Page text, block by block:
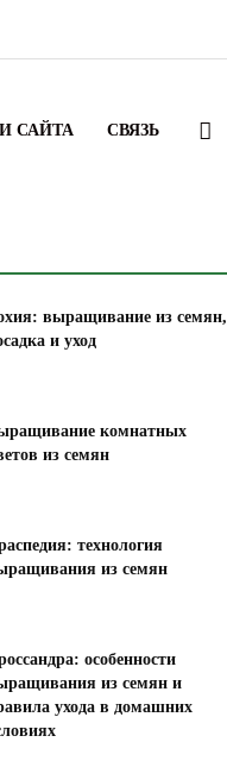
САЙТА СВЯЗЬ
выращивание из семян,
и уход
комнатных
из семян
технология
из семян
особенности
из семян и
ухода в домашних